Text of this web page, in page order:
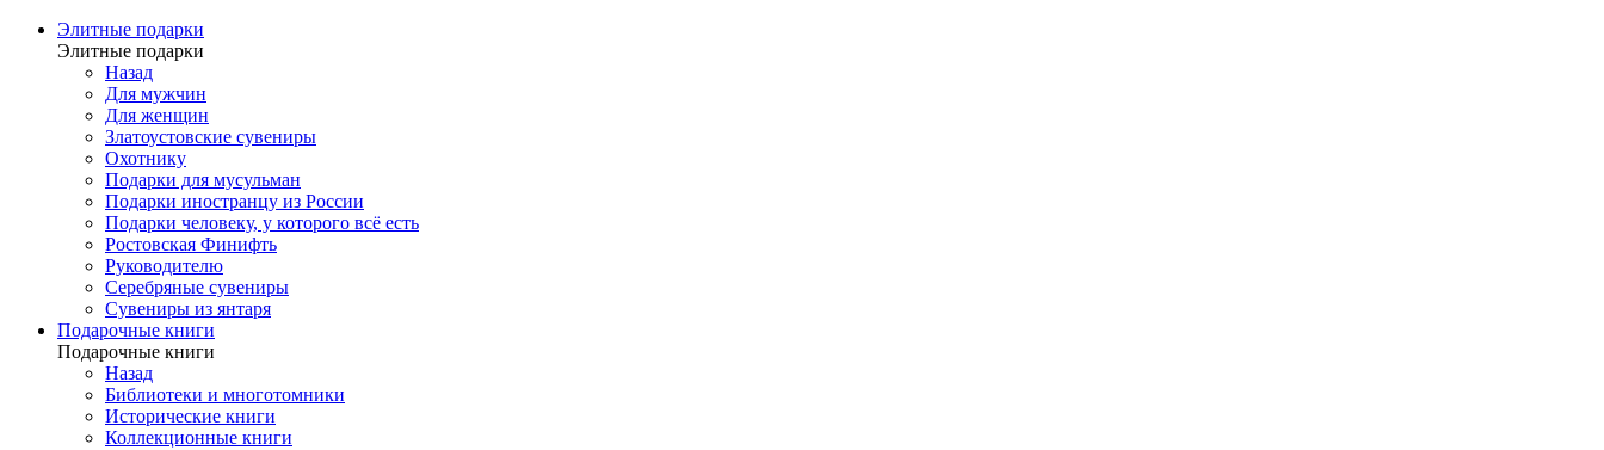
Элитные подарки
Элитные подарки
Назад
Для мужчин
Для женщин
Златоустовские сувениры
Охотнику
Подарки для мусульман
Подарки иностранцу из России
Подарки человеку, у которого всё есть
Ростовская Финифть
Руководителю
Серебряные сувениры
Сувениры из янтаря
Подарочные книги
Подарочные книги
Назад
Библиотеки и многотомники
Исторические книги
Коллекционные книги